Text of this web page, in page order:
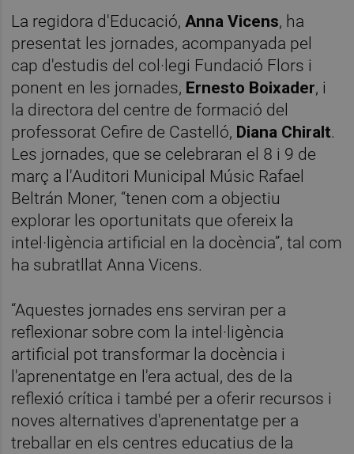
La regidora d'Educació, Anna Vicens, ha
presentat les jornades, acompanyada pel
cap d'estudis del col·legi Fundació Flors i
ponent en les jornades, Ernesto Boixader, i
la directora del centre de formació del
professorat Cefire de Castelló, Diana Chiralt.
Les jornades, que se celebraran el 8 i 9 de
març a l'Auditori Municipal Músic Rafael
Beltrán Moner, “tenen com a objectiu
explorar les oportunitats que ofereix la
intel·ligència artificial en la docència”, tal com
ha subratllat Anna Vicens.
“Aquestes jornades ens serviran per a
reflexionar sobre com la intel·ligència
artificial pot transformar la docència i
l'aprenentatge en l'era actual, des de la
reflexió crítica i també per a oferir recursos i
noves alternatives d'aprenentatge per a
treballar en els centres educatius de la